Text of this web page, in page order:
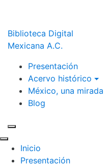
Biblioteca Digital
Mexicana A.C.
Presentación
Acervo histórico
México, una mirada
Blog
Inicio
Presentación